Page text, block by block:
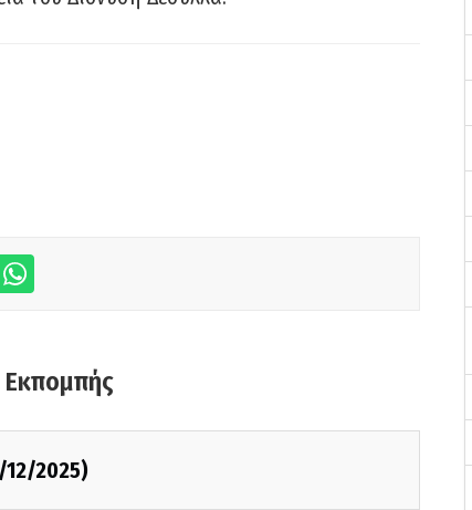
Εκπομπής
2025)